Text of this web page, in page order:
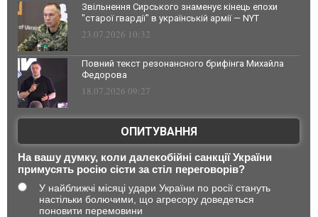
Звільнення Сирського знаменує кінець епохи
"старої гвардії" в українській армії — NYT
23.07.2026 10:32
Повний текст резонансного брифінга Михайла
Федорова
18.07.2026 09:27
ОПИТУВАННЯ
На вашу думку, коли далекобійні санкції України
примусять росію сісти за стіл переговорів?
У найближчі місяці удари України по росії стануть
настільки болючими, що агресору доведеться
поновити перемовини